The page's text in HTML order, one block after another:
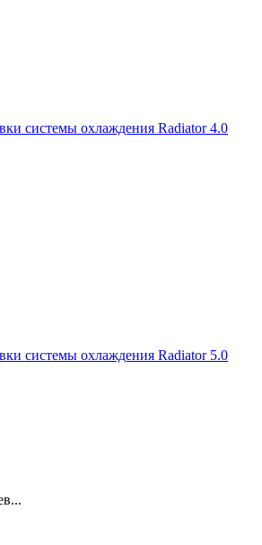
системы охлаждения Radiator 4.0
системы охлаждения Radiator 5.0